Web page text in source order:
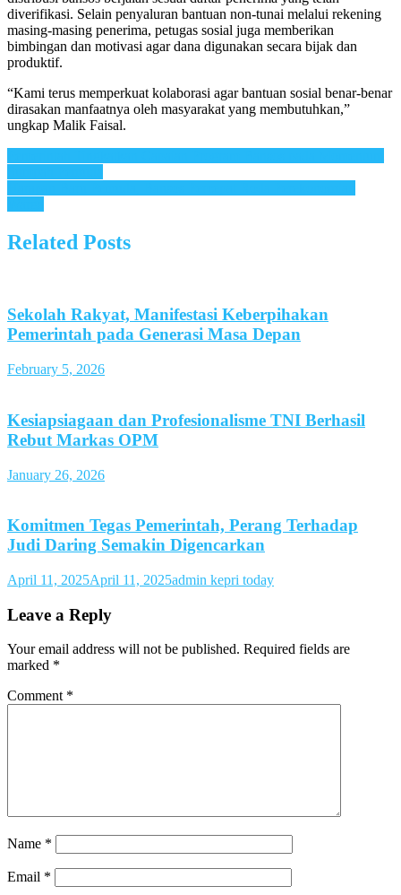
diverifikasi. Selain penyaluran bantuan non-tunai melalui rekening
masing-masing penerima, petugas sosial juga memberikan
bimbingan dan motivasi agar dana digunakan secara bijak dan
produktif.
“Kami terus memperkuat kolaborasi agar bantuan sosial benar-benar
dirasakan manfaatnya oleh masyarakat yang membutuhkan,”
ungkap Malik Faisal.
Post
navigation
Related Posts
Sekolah Rakyat, Manifestasi Keberpihakan
Pemerintah pada Generasi Masa Depan
February 5, 2026
Kesiapsiagaan dan Profesionalisme TNI Berhasil
Rebut Markas OPM
January 26, 2026
Komitmen Tegas Pemerintah, Perang Terhadap
Judi Daring Semakin Digencarkan
April 11, 2025April 11, 2025admin kepri today
Leave a Reply
Your email address will not be published. Required fields are
marked *
Comment *
Name *
Email *